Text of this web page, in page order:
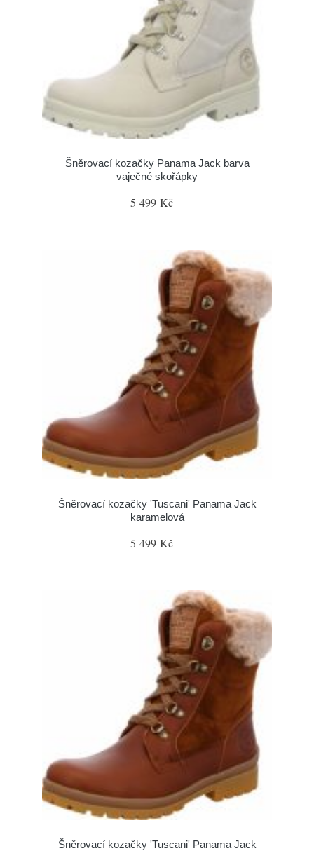
Šněrovací kozačky Panama Jack barva
vaječné skořápky
5 499 Kč
Šněrovací kozačky 'Tuscani' Panama Jack
karamelová
5 499 Kč
Šněrovací kozačky 'Tuscani' Panama Jack